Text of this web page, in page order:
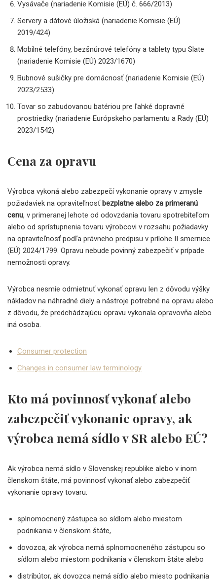
Vysávače (nariadenie Komisie (EÚ) č. 666/2013)
Servery a dátové úložiská (nariadenie Komisie (EÚ)
2019/424)
Mobilné telefóny, bezšnúrové telefóny a tablety typu Slate
(nariadenie Komisie (EÚ) 2023/1670)
Bubnové sušičky pre domácnosť (nariadenie Komisie (EÚ)
2023/2533)
Tovar so zabudovanou batériou pre ľahké dopravné
prostriedky (nariadenie Európskeho parlamentu a Rady (EÚ)
2023/1542)
Cena za opravu
Výrobca vykoná alebo zabezpečí vykonanie opravy v zmysle
požiadaviek na opraviteľnosť bezplatne alebo za primeranú
cenu, v primeranej lehote od odovzdania tovaru spotrebiteľom
alebo od sprístupnenia tovaru výrobcovi v rozsahu požiadavky
na opraviteľnosť podľa právneho predpisu v prílohe II smernice
(EÚ) 2024/1799. Opravu nebude povinný zabezpečiť v prípade
nemožnosti opravy.
Výrobca nesmie odmietnuť vykonať opravu len z dôvodu výšky
nákladov na náhradné diely a nástroje potrebné na opravu alebo
z dôvodu, že predchádzajúcu opravu vykonala opravovňa alebo
iná osoba.
Consumer protection
Changes in consumer law terminology
Kto má povinnosť vykonať alebo
zabezpečiť vykonanie opravy, ak
výrobca nemá sídlo v SR alebo EÚ?
Ak výrobca nemá sídlo v Slovenskej republike alebo v inom
členskom štáte, má povinnosť vykonať alebo zabezpečiť
vykonanie opravy tovaru:
splnomocnený zástupca so sídlom alebo miestom
podnikania v členskom štáte,
dovozca, ak výrobca nemá splnomocneného zástupcu so
sídlom alebo miestom podnikania v členskom štáte alebo
distribútor, ak dovozca nemá sídlo alebo miesto podnikania